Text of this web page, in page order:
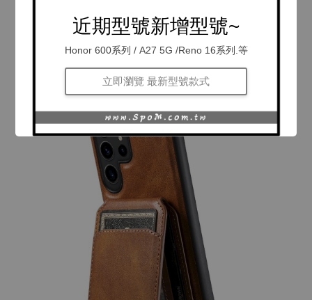
近期型號新增型號~
Honor 600系列 / A27 5G /Reno 16系列.等
立即瀏覽 最新型號款式